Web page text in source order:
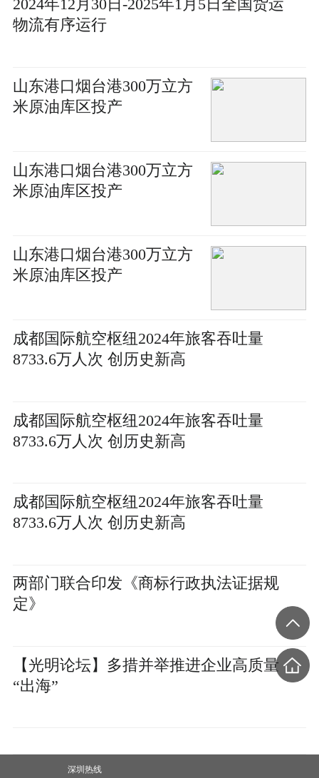
2024年12月30日-2025年1月5日全国货运
物流有序运行
山东港口烟台港300万立方
米原油库区投产
山东港口烟台港300万立方
米原油库区投产
山东港口烟台港300万立方
米原油库区投产
成都国际航空枢纽2024年旅客吞吐量
8733.6万人次 创历史新高
成都国际航空枢纽2024年旅客吞吐量
8733.6万人次 创历史新高
成都国际航空枢纽2024年旅客吞吐量
8733.6万人次 创历史新高
两部门联合印发《商标行政执法证据规
定》
【光明论坛】多措并举推进企业高质量
“出海”
深圳热线